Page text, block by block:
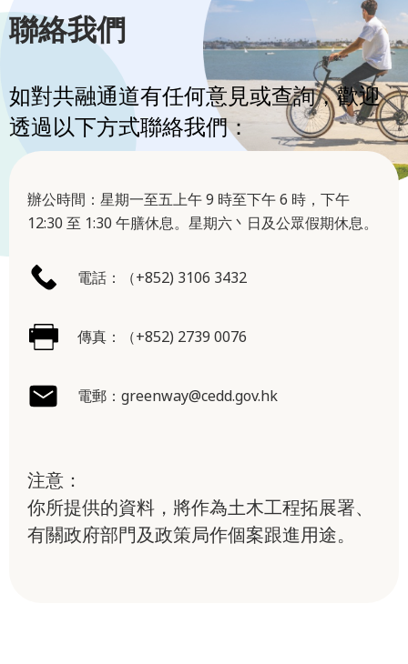
聯絡我們
如對共融通道有任何意見或查詢，歡迎
透過以下方式聯絡我們：
辦公時間：星期一至五上午 9 時至下午 6 時，下午
12:30 至 1:30 午膳休息。星期六丶日及公眾假期休息。
電話：（+852) 3106 3432
傳真：（+852) 2739 0076
電郵： greenway@cedd.gov.hk
注意：
你所提供的資料，將作為土木工程拓展署、
有關政府部門及政策局作個案跟進用途。